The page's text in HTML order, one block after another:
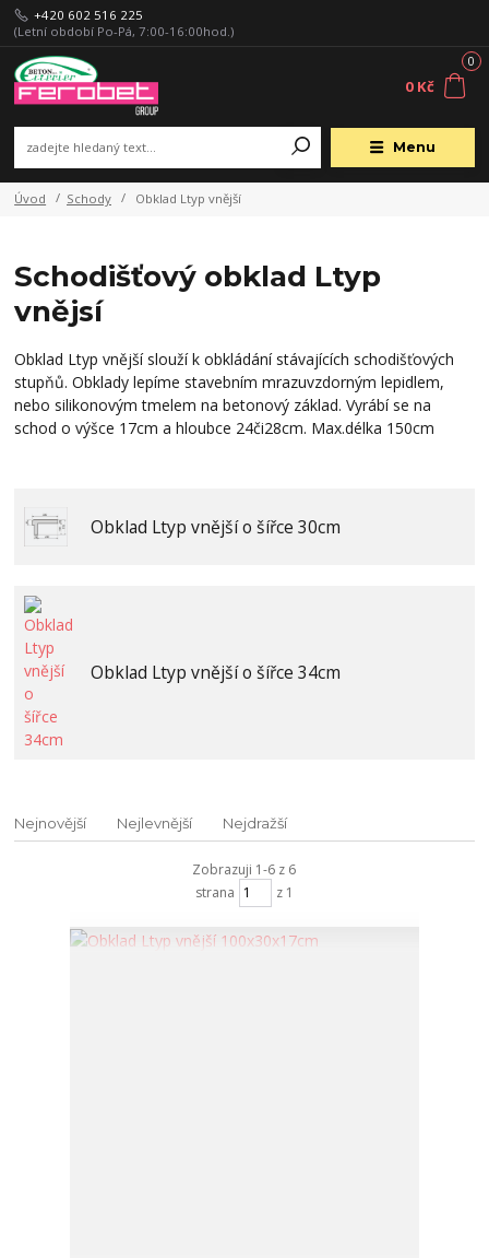
Menu
+420 602 516 225
(Letní období Po-Pá, 7:00-16:00hod.)
0
0 Kč
Úvod Schody Obklad Ltyp vnější
Schodišťový obklad Ltyp
vnějsí
Obklad Ltyp vnější slouží k obkládání stávajících schodišťových
stupňů. Obklady lepíme stavebním mrazuvzdorným lepidlem,
nebo silikonovým tmelem na betonový základ. Vyrábí se na
schod o výšce 17cm a hloubce 24či28cm. Max.délka 150cm
Obklad Ltyp vnější o šířce 30cm
Obklad Ltyp vnější o šířce 34cm
Nejnovější Nejlevnější Nejdražší
Zobrazuji 1-6 z 6
strana
z 1